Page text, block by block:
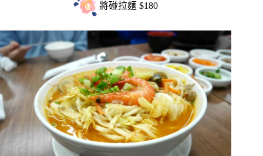
將碰拉麵 $180